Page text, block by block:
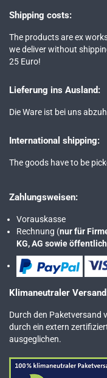
Shipping costs:
The products are ex
we deliver without
25 Euro!
Lieferung ins Ausland:
Die Ware ist bei uns
International shipping:
The goods have to be
Zahlungsweisen:
Vorauskasse
Rechnung (nur für
KG, AG sowie
Klimaneutraler
Durch den Paketversand
durch ein extern
ausgeglichen.